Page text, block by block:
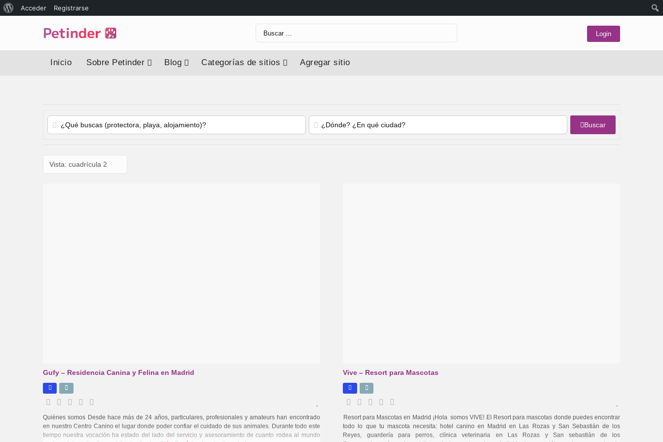
Acceder Registrarse
Login
Inicio Sobre Petinder Blog Categorías de sitios Agregar sitio
Buscar
Gufy – Residencia Canina y Felina en Madrid
Quiénes somos Desde hace más de 24 años, particulares, profesionales y amateurs han encontrado
en nuestro Centro Canino el lugar donde poder confiar el cuidado de sus animales. Durante todo este
tiempo nuestra vocación ha estado del lado del servicio y asesoramiento de cuanto rodea al mundo
Vive – Resort para Mascotas
Resort para Mascotas en Madrid ¡Hola somos VIVE! El Resort para mascotas donde puedes encontrar
todo lo que tu mascota necesita: hotel canino en Madrid en Las Rozas y San Sebastián de los
Reyes, guardería para perros, clínica veterinaria en Las Rozas y San sebastián de los